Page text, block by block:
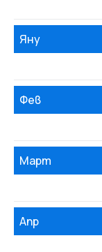
Яну
Фев
Март
Апр